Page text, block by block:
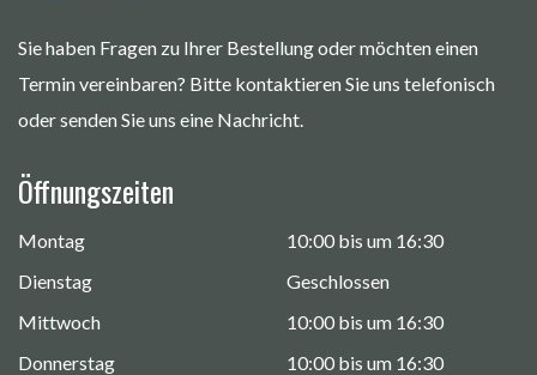
Sie haben Fragen zu Ihrer Bestellung oder möchten einen
Termin vereinbaren? Bitte kontaktieren Sie uns telefonisch
oder senden Sie uns eine Nachricht.
Öffnungszeiten
Montag
10:00 bis um 16:30
Dienstag
Geschlossen
Mittwoch
10:00 bis um 16:30
Donnerstag
10:00 bis um 16:30